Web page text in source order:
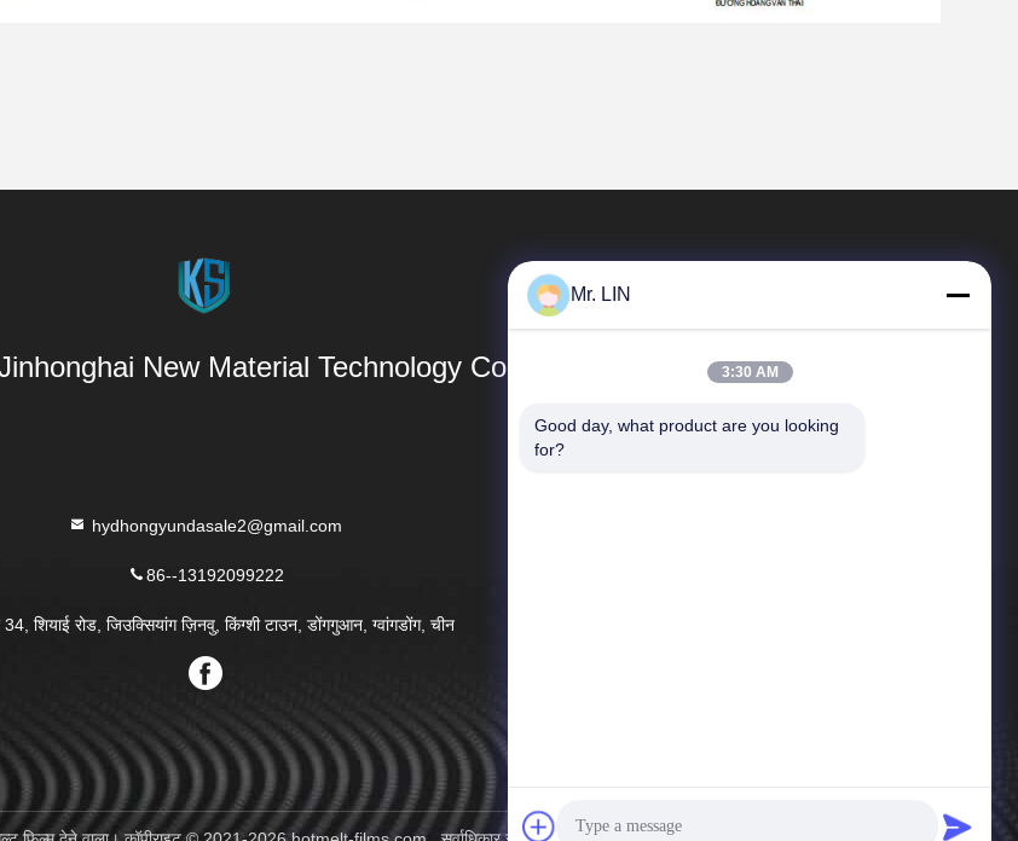
New Material Technology Co., Ltd
hydhongyundasale2@gmail.com
86--13192099222
34, शियाई रोड, जिउक्सियांग ज़िनवु, किंग्शी टाउन, डोंगगुआन, ग्वांगडोंग, चीन
त्वरित सम्पक
Mr. LIN
3:30 AM
Good day, what product are you looking
for?